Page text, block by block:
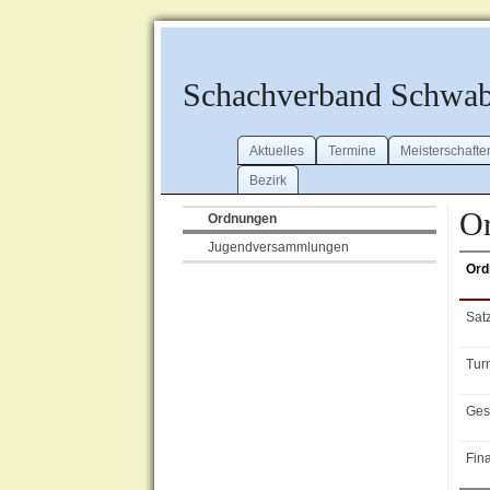
Schachverband
Aktuelles Termine
Bezirk
Ordnungen
Jugendversammlungen